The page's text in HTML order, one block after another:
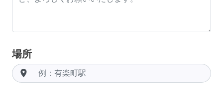
場所
room